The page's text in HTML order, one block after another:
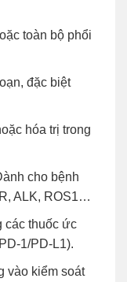
toàn bộ phổi
đặc biệt
hóa trị trong
cho bệnh
ALK, ROS1…
các thuốc ức
1/PD-L1).
vào kiểm soát